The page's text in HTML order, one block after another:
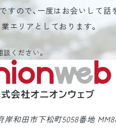
すので、一度はお会いして話
エリアとしております。
ください。
和田市下松町5058番地